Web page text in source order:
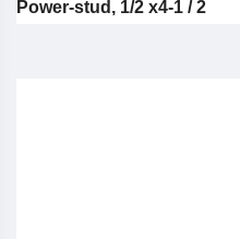
Power-stud, 1/2 x4-1 / 2